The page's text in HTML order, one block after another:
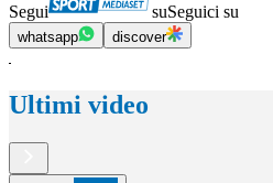
Segui suSeguici su
whatsapp discover
Ultimi video